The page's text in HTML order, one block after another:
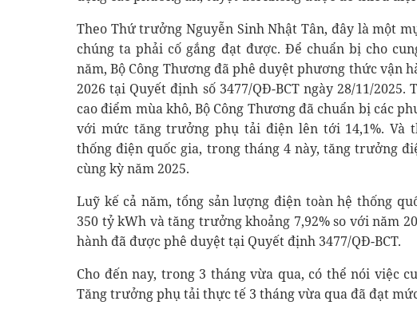
Theo Thứ trưởng Nguyễn Sinh Nhật Tân, đây là một
chúng ta phải cố gắng đạt được. Để chuẩn bị cho
năm, Bộ Công Thương đã phê duyệt phương thức vận
2026 tại Quyết định số 3477/QĐ-BCT ngày 28/11/
cao điểm mùa khô, Bộ Công Thương đã chuẩn bị các
với mức tăng trưởng phụ tải điện lên tới 14,1%. Và
thống điện quốc gia, trong tháng 4 này, tăng trưởng
cùng kỳ năm 2025.
Luỹ kế cả năm, tổng sản lượng điện toàn hệ thống
350 tỷ kWh và tăng trưởng khoảng 7,92% so với năm
hành đã được phê duyệt tại Quyết định 3477/QĐ-BCT.
Cho đến nay, trong 3 tháng vừa qua, có thể nói việc
Tăng trưởng phụ tải thực tế 3 tháng vừa qua đã đạt